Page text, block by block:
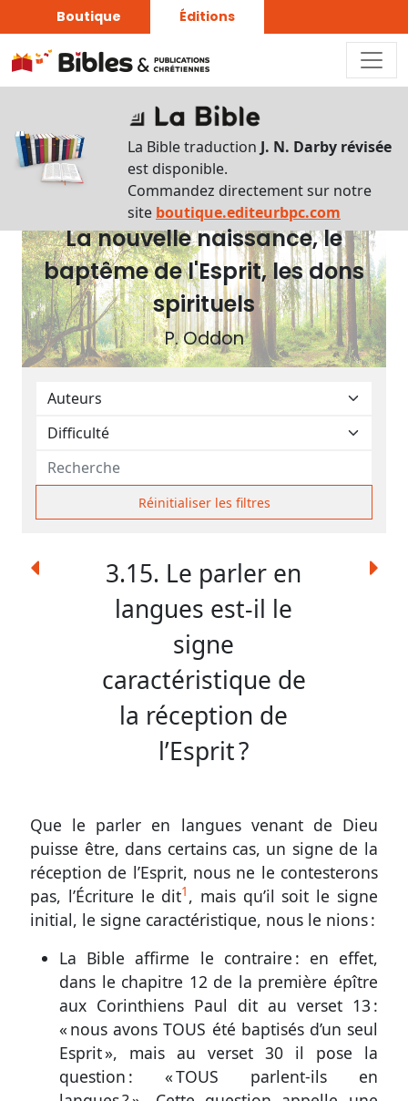
Boutique Éditions
La Bible traduction J. N. Darby révisée
est disponible.
Commandez directement sur notre
site boutique.editeurbpc.com
La nouvelle naissance, le
baptême de l'Esprit, les dons
spirituels
P. Oddon
Réinitialiser les filtres
3.15. Le parler en
langues est-il le
signe
caractéristique de
la réception de
l’Esprit ?
Que le parler en langues venant de Dieu
puisse être, dans certains cas, un signe de la
réception de l’Esprit, nous ne le contesterons
pas, l’Écriture le dit1 , mais qu’il soit le signe
initial, le signe caractéristique, nous le nions :
La Bible affirme le contraire : en effet,
dans le chapitre 12 de la première épître
aux Corinthiens Paul dit au verset 13 :
« nous avons TOUS été baptisés d’un seul
Esprit », mais auverset 30il pose la
question : « TOUS parlent-ils en
du
livre
supports
Exemplaire
papier
Nous
une